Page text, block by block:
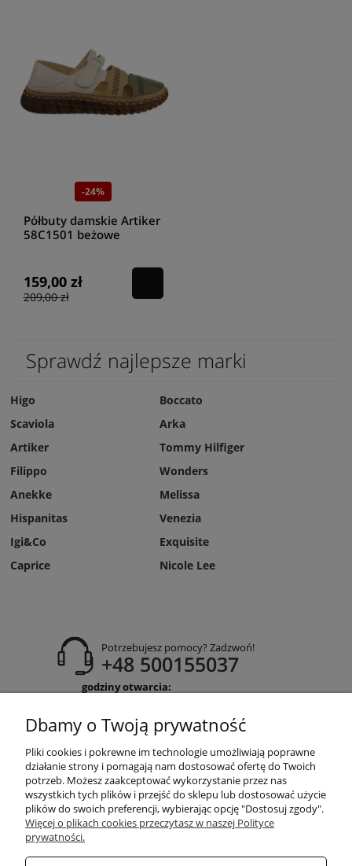
-24%
Półbuty damskie Artiker
58C1501 beżowe
159,00 zł
209,00 zł
Sprawdź najlepsze marki
Higo
Scaviola
Artiker
Filippo
Boccato
Arka
Tommy Hilfiger
Wonders
Anekke
Hispanitas
Igi&Co
Caprice
Melissa
Venezia
Exquisite
Nicole Lee
Potrzebujesz pomocy? Zadzwoń!
+48 500155037
godziny otwarcia:
obuwiehigo@gmail.com
WARUNKI ZAKUPÓW
MOJE KONTO
Dbamy o Twoją prywatność
Pliki cookies i pokrewne im technologie umożliwiają poprawne
działanie strony i pomagają nam dostosować ofertę do Twoich
potrzeb. Możesz zaakceptować wykorzystanie przez nas
wszystkich tych plików i przejść do sklepu lub dostosować użycie
plików do swoich preferencji, wybierając opcję "Dostosuj zgody".
Więcej o plikach cookies przeczytasz w naszej Polityce
prywatności.